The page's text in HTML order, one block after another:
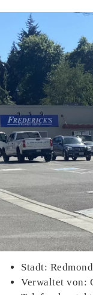
Stadt: Redmond
Verwaltet von: